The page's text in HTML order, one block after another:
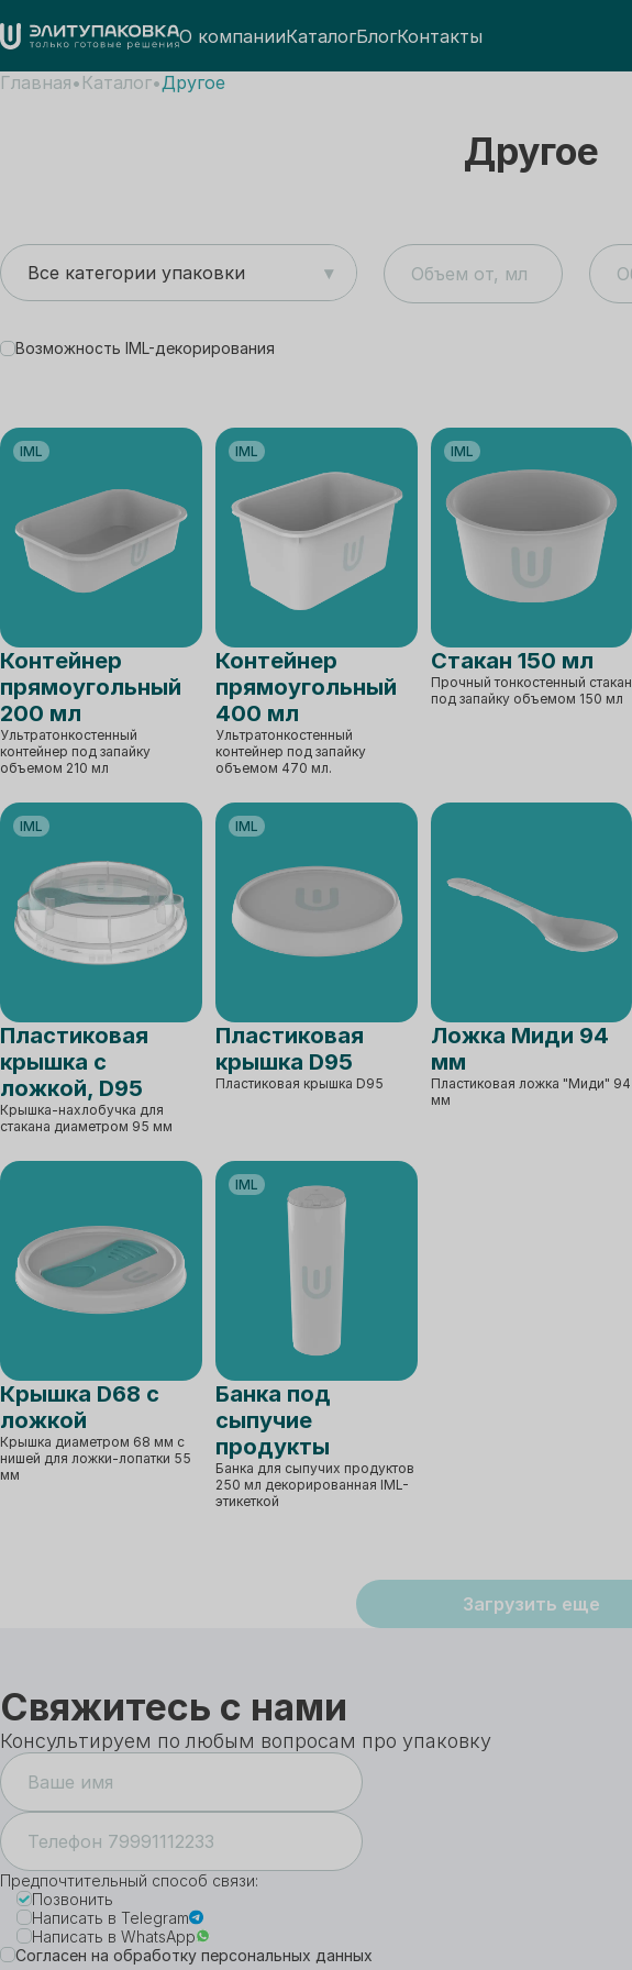
О компанииКаталогБлогКонтакты
Главная Каталог Другое
Другое
Все категории упаковки ▾
Возможность IML-декорирования
IML
Контейнер
прямоугольный
200 мл
Ультратонкостенный
контейнер под запайку
объемом 210 мл
IML
Контейнер
прямоугольный
400 мл
Ультратонкостенный
контейнер под запайку
объемом 470 мл.
IML
Стакан 150 мл
Прочный тонкостенный стакан
под запайку объемом 150 мл
IML
Пластиковая
крышка с
ложкой, D95
Крышка-нахлобучка для
стакана диаметром 95 мм
IML
Пластиковая
крышка D95
Пластиковая крышка D95
Ложка Миди 94
мм
Пластиковая ложка "Миди" 94
мм
Крышка D68 с
ложкой
Крышка диаметром 68 мм с
нишей для ложки-лопатки 55
мм
IML
Банка под
сыпучие
продукты
Банка для сыпучих продуктов
250 мл декорированная IML-
этикеткой
Загрузить еще
Свяжитесь с нами
Консультируем по любым вопросам про упаковку
Предпочтительный способ связи:
Позвонить
Написать в Telegram
Написать в WhatsApp
Согласен на обработку персональных данных